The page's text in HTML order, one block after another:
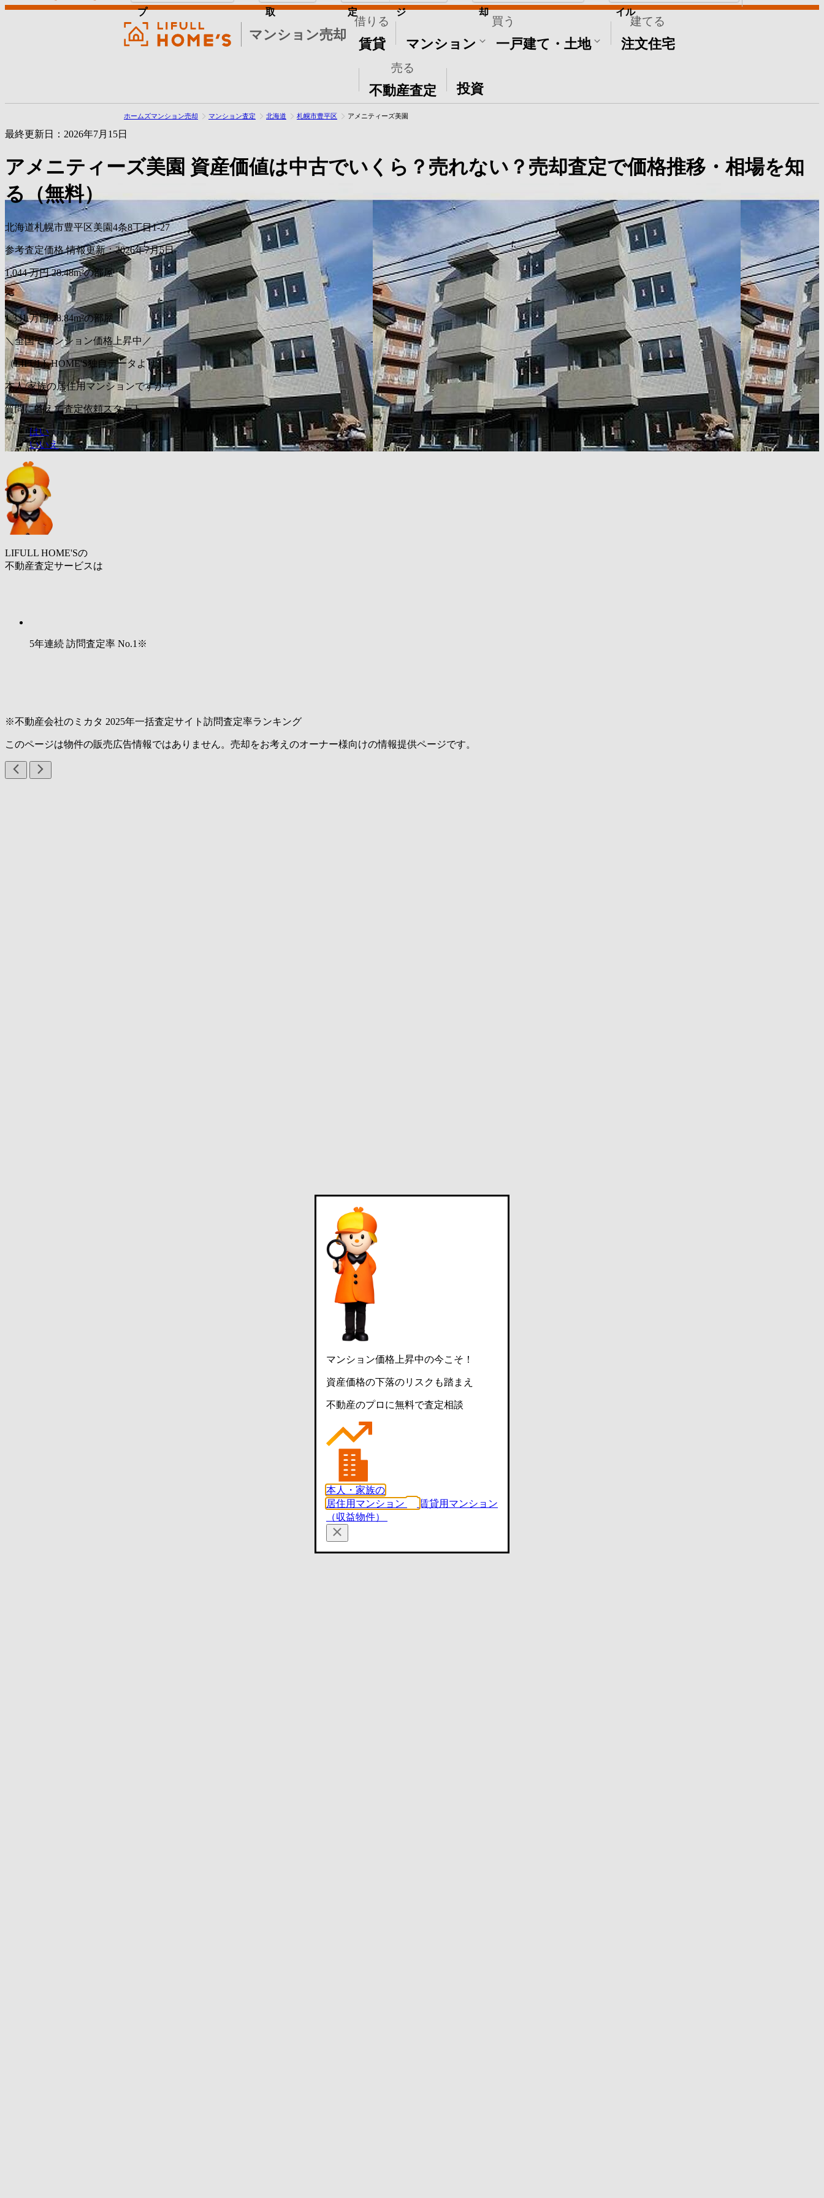
マンション売却
借りる
賃貸
買う
マンション 一戸建て・土地
建てる
注文住宅
売る
不動産査定
その他
投資
プ 取 定 ジ 却 イル
ホームズマンション売却 マンション査定 北海道 札幌市豊平区 アメニティーズ美園
最終更新日：2026年7月15日
アメニティーズ美園 資産価値は中古でいくら？売れない？売却査定で価格推移・相場を知
る（無料）
北海道札幌市豊平区美園4条8丁目1-27
参考査定価格 情報更新：2026年7月5日
1,044 万円 28.48m²の部屋
〜
1,331 万円 28.84m²の部屋
＼全国でマンション価格上昇中／
（LIFULL HOME'S独自データより）
本人/家族の居住用マンションですか？
質問に答えて査定依頼スタート
はい
いいえ
LIFULL HOME'Sの
不動産査定サービスは
5年連続 訪問査定率 No.1 ※
※不動産会社のミカタ 2025年一括査定サイト訪問査定率ランキング
このページは物件の販売広告情報ではありません。売却をお考えのオーナー様向けの情報提供ページです。
マンション価格上昇中の今こそ！
資産価格の下落のリスクも踏まえ
不動産のプロに無料で査定相談
本人・家族の
居住用マンション
賃貸用マンション
（収益物件）